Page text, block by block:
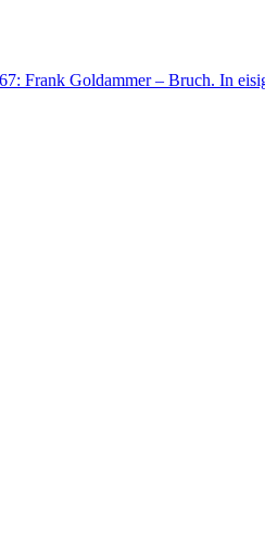
Frank Goldammer – Bruch. In